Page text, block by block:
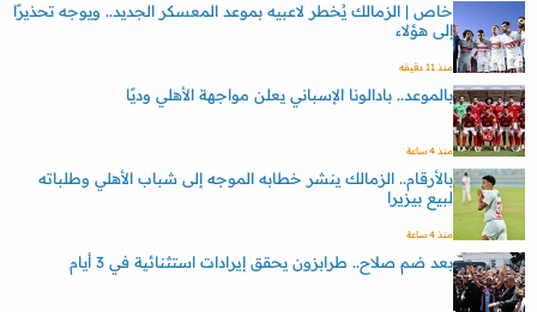
خاص | الزمالك يُخطر لاعبيه بموعد المعسكر الجديد.. ويوجه تحذيرًا
إلى هؤلاء
منذ 11 دقيقه
بالموعد.. بادالونا الإسباني يعلن مواجهة الأهلي وديًا
منذ 4 ساعة
بالأرقام.. الزمالك ينشر خطابه الموجه إلى شباب الأهلي وطلباته
لبيع بيزيرا
منذ 4 ساعة
بعد ضم صلاح.. طرابزون يحقق إيرادات استثنائية في 3 أيام